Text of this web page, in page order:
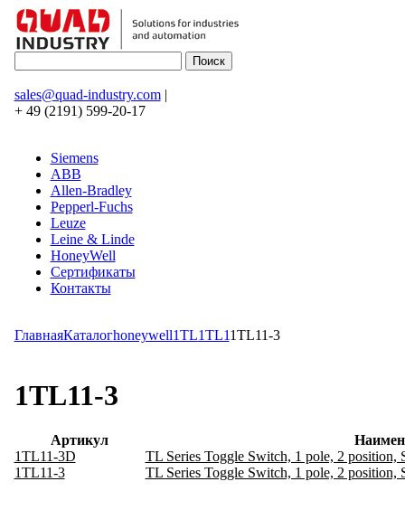
sales@quad-industry.com|
+ 49 (2191) 599-20-17
Siemens
ABB
Allen-Bradley
Pepperl-Fuchs
Leuze
Leine & Linde
HoneyWell
Сертификаты
Контакты
ГлавнаяКаталогhoneywell1TL1TL11TL11-3
1TL11-3
Артикул
1TL11-3D
TL Series Toggle Switch, 1 pole, 2
1TL11-3
TL Series Toggle Switch, 1 pole, 2 position,